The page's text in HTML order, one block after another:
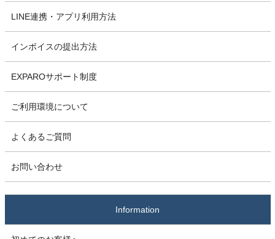
LINE連携・アプリ利用方法
インボイスの提出方法
EXPAROサポート制度
ご利用環境について
よくあるご質問
お問い合わせ
Information